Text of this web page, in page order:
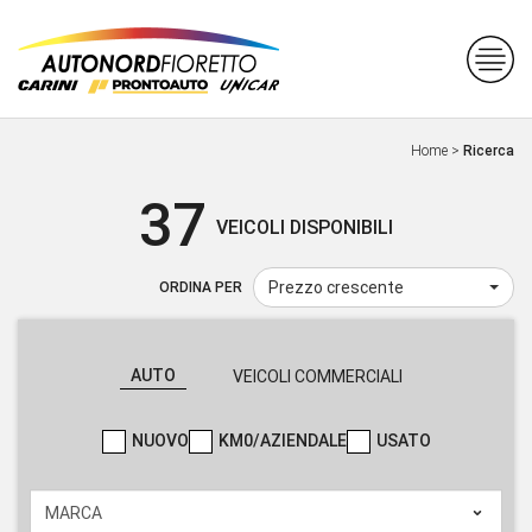
Home > Ricerca
37 VEICOLI DISPONIBILI
ORDINA PER Prezzo crescente
AUTO VEICOLI COMMERCIALI
NUOVO KM0/AZIENDALE USATO